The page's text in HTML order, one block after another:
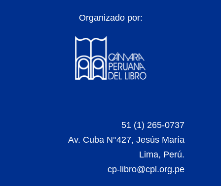
Organizado por:
51 (1) 265-0737
Av. Cuba N°427, Jesús María
Lima, Perú.
cp-libro@cpl.org.pe